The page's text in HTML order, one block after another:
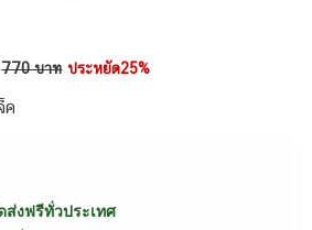
770 บาท ประหยัด25%
ค
ส่งฟรีทั่วประเทศ